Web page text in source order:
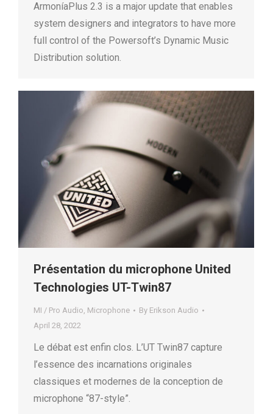
ArmoníaPlus 2.3 is a major update that enables
system designers and integrators to have more
full control of the Powersoft’s Dynamic Music
Distribution solution.
Présentation du microphone United
Technologies UT-Twin87
MI / Pro Audio, Microphone By Erikson Audio
April 28, 2022
Le débat est enfin clos. L’UT Twin87 capture
l’essence des incarnations originales
classiques et modernes de la conception de
microphone “87-style”.